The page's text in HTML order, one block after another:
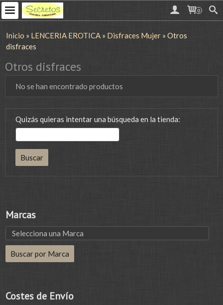
0
Marcas
Costes de Envío
Inicio » LENCERIA EROTICA » Disfraces Mujer » Otros
disfraces
Otros disfraces
No se han encontrado productos
Quizás quieras intentar una búsqueda en la tienda: